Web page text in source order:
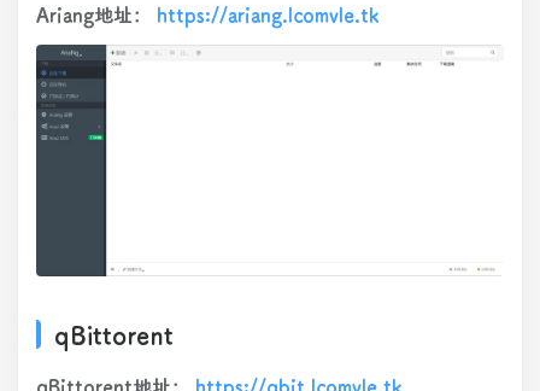
Ariang地址： https://ariang.lcomvle.tk
qBittorent
qBittorent地址： https://qbit.lcomvle.tk